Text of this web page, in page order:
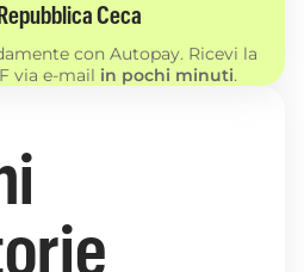
Ceca
con Autopay. Ricevi la
via e-mail in pochi minuti.